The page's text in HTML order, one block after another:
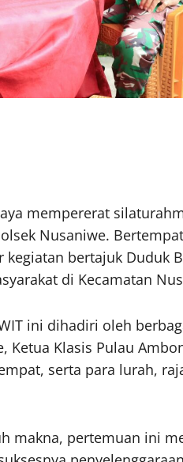
mempererat
Nusaniwe.
bertajuk Duduk
di Kecamatan
ini dihadiri oleh
Ketua Klasis Pulau
serta para lurah,
makna, pertemuan ini